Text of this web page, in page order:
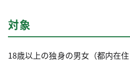
対象
18歳以上の独身の男女（都内在住